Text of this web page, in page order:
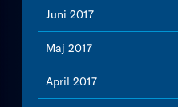
Juni 2017
Maj 2017
April 2017